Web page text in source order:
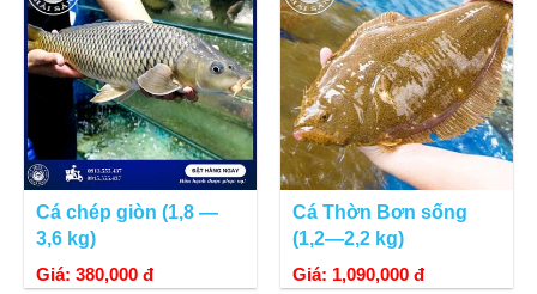
Cá chép giòn (1,8 —
3,6 kg)
Giá: 380,000 đ
Cá Thờn Bơn sống
(1,2—2,2 kg)
Giá: 1,090,000 đ